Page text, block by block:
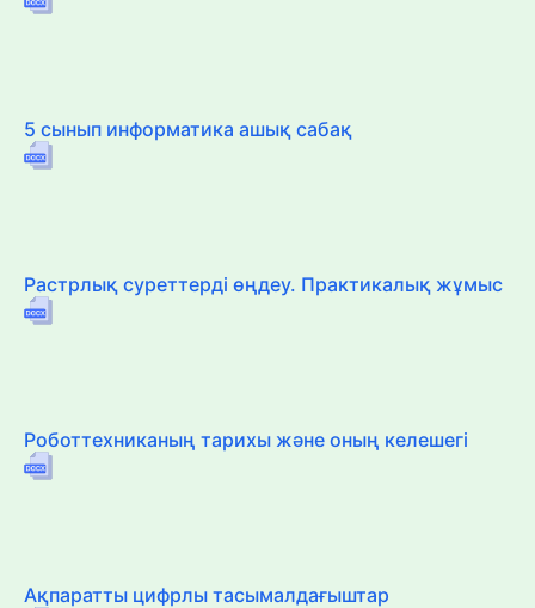
5 сынып информатика ашық сабақ
Растрлық суреттерді өңдеу. Практикалық жұмыс
Роботтехниканың тарихы және оның келешегі
Ақпаратты цифрлы тасымалдағыштар